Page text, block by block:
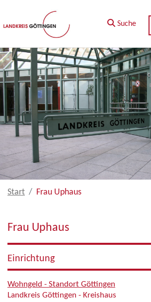
Zum Hauptinhalt springen
Suche
Start Frau Uphaus
Frau Uphaus
Einrichtung
Wohngeld - Standort Göttingen
Landkreis Göttingen - Kreishaus